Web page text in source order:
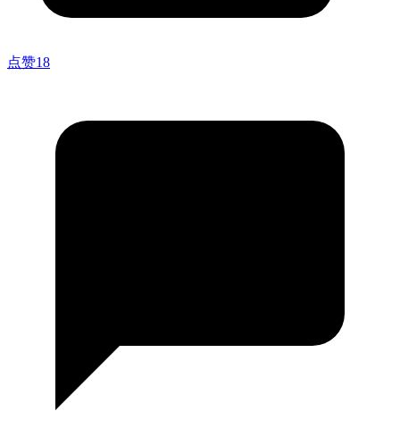
点赞18